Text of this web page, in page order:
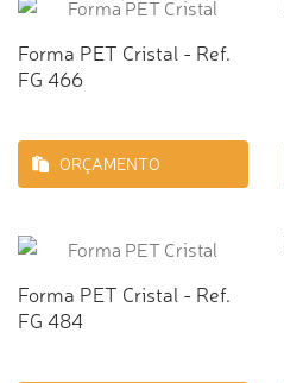
Forma PET Cristal - Ref.
FG 466
ORÇAMENTO
Forma PET Cristal - Ref.
FG 484